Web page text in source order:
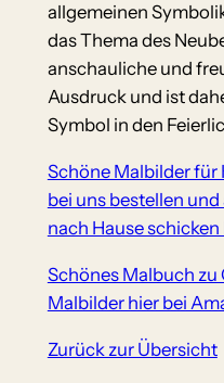
allgemeinen
das Thema des
anschauliche und
Ausdruck und ist
Symbol in den
Schöne Malbilder für
bei uns bestellen
nach Hause schicken
Schönes Malbuch zu
Malbilder hier bei
Zurück zur Übersicht